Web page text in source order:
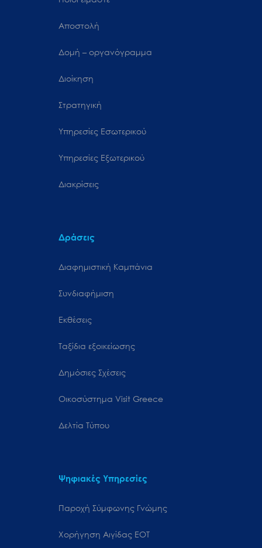
Αποστολή
Δομή – οργανόγραμμα
Διοίκηση
Στρατηγική
Υπηρεσίες Εσωτερικού
Υπηρεσίες Εξωτερικού
Διακρίσεις
Δράσεις
Διαφημιστική Καμπάνια
Συνδιαφήμιση
Εκθέσεις
Ταξίδια εξοικείωσης
Δημόσιες Σχέσεις
Oικοσύστημα Visit Greece
Δελτία Τύπου
Ψηφιακές Υπηρεσίες
Παροχή Σύμφωνης Γνώμης
Χορήγηση Αιγίδας ΕΟΤ